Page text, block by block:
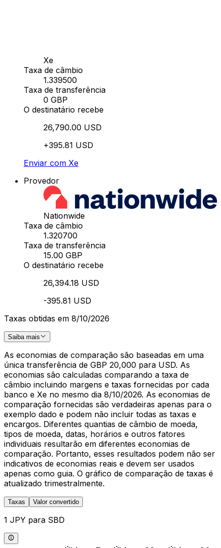
Xe
Taxa de câmbio
1.339500
Taxa de transferência
0 GBP
O destinatário recebe
26,790.00 USD
+395.81 USD
Enviar com Xe
Provedor
Nationwide
Taxa de câmbio
1.320700
Taxa de transferência
15.00 GBP
O destinatário recebe
26,394.18 USD
-395.81 USD
Taxas obtidas em 8/10/2026
Saiba mais
As economias de comparação são baseadas em uma
única transferência de GBP 20,000 para USD. As
economias são calculadas comparando a taxa de
câmbio incluindo margens e taxas fornecidas por cada
banco e Xe no mesmo dia 8/10/2026. As economias de
comparação fornecidas são verdadeiras apenas para o
exemplo dado e podem não incluir todas as taxas e
encargos. Diferentes quantias de câmbio de moeda,
tipos de moeda, datas, horários e outros fatores
individuais resultarão em diferentes economias de
comparação. Portanto, esses resultados podem não ser
indicativos de economias reais e devem ser usados
apenas como guia. O gráfico de comparação de taxas é
atualizado trimestralmente.
Taxas Valor convertido
1 JPY para SBD